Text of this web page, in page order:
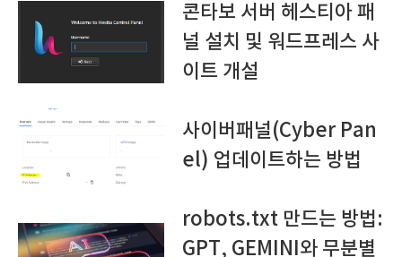
콘타보 서버 헤스티아 패
널 설치 및 워드프레스 사
이트 개설
사이버패널(Cyber Pan
el) 업데이트하는 방법
robots.txt 만드는 방법:
GPT, GEMINI와 무분별